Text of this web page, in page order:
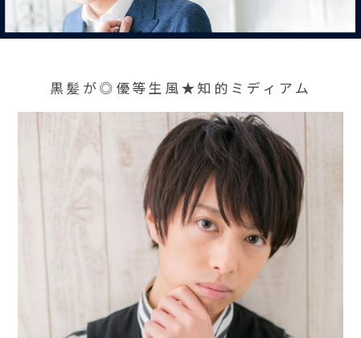
黒髪が◎優等生風★知的ミディアム